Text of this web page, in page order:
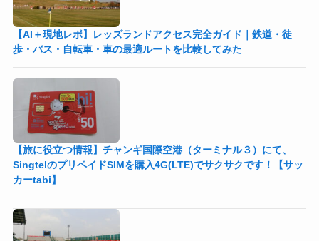
【AI＋現地レポ】レッズランドアクセス完全ガイド｜鉄道・徒
歩・バス・自転車・車の最適ルートを比較してみた
【旅に役立つ情報】チャンギ国際空港（ターミナル３）にて、
SingtelのプリペイドSIMを購入4G(LTE)でサクサクです！【サッ
カーtabi】